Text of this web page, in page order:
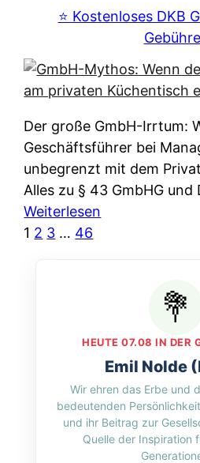
s
i
c
h
e
t
n
w
i
r
d
n
w
l
c
h
e
n
r
n
f
u
n
e
r
k
l
ä
u
&
O
n
l
⭐️ Kostenloses DKB
Der große GmbH-Irrtum:
Geschäftsführer bei
unbegrenzt mit dem
Alles zu § 43 GmbHG und
Weiterlesen
M
y
h
o
s
1 2 3 … 46
HEUTE 07.08 IN DER
Emil Nolde
Wir ehren das Erbe und
bedeutenden
und ihr Beitrag zur
Quelle der Inspiration